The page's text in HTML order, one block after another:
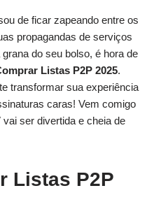
de ficar zapeando entre os
propagandas de serviços
do seu bolso, é hora de
Listas P2P 2025.
transformar sua experiência
caras! Vem comigo
ser divertida e cheia de
Listas P2P